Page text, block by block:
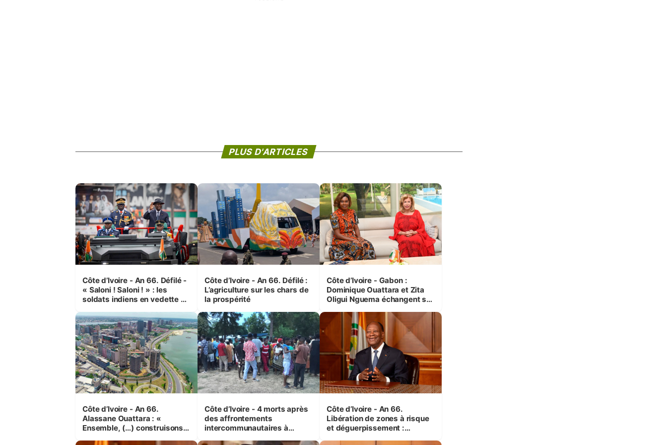
PLUS D'ARTICLES
Côte d’Ivoire - An 66. Défilé -
« Saloni ! Saloni ! » : les
soldats indiens en vedette à
Côte d’Ivoire - An 66. Défilé :
L’agriculture sur les chars de
la prospérité
Côte d’Ivoire - Gabon :
Dominique Ouattara et Zita
Oligui Nguema échangent sur
femmes et des enfants
Côte d’Ivoire - An 66.
Alassane Ouattara : «
Ensemble, (…) construisons
Côte d’Ivoire - 4 morts après
des affrontements
intercommunautaires à
Côte d’Ivoire - An 66.
Libération de zones à risque
et déguerpissement :